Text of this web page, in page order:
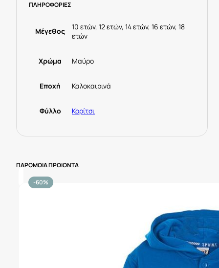
030
ποσότητα
ΠΛΗΡΟΦΟΡΙΕΣ
Μέγεθος
10 ετών, 12 ετών, 14 ετών, 16 ετών, 18
ετών
Χρώμα Μαύρο
Εποχή Καλοκαιρινά
Φύλλο Κορίτσι
ΠΑΡΟΜΟΙΑ ΠΡΟΙΟΝΤΑ
-60%